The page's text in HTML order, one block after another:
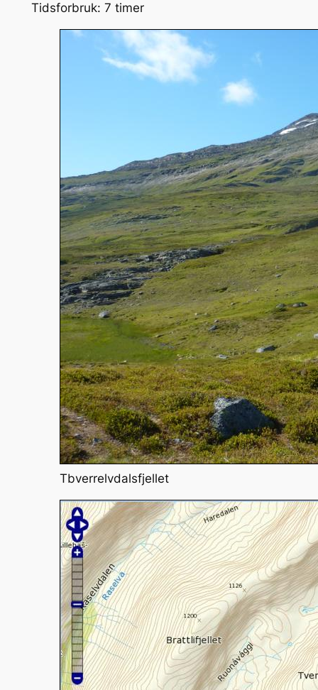
Tidsforbruk: 7 timer
Tbverrelvdalsfjellet